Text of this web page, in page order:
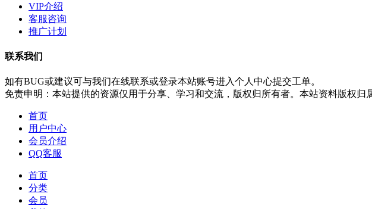
VIP介绍
客服咨询
推广计划
联系我们
如有BUG或建议可与我们在线联系或登录本站账号进入个人中心提交工单。
免责申明：本站提供的资源仅用于分享、学习和交流，版权归所有者。本站资料版权
首页
用户中心
会员介绍
QQ客服
首页
分类
会员